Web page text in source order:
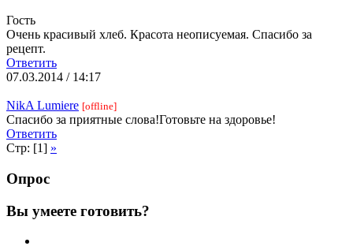
Гость
Очень красивый хлеб. Красота неописуемая. Спасибо за
рецепт.
Ответить
07.03.2014 / 14:17
NikA Lumiere [offline]
Спасибо за приятные слова!Готовьте на здоровье!
Ответить
Стр: [1] »
Опрос
Вы умеете готовить?